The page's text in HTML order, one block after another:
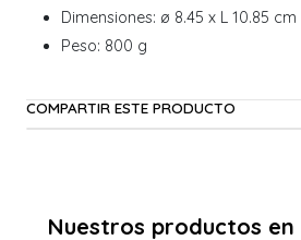
Dimensiones: ø 8.45 x L 10.85 cm
Peso: 800 g
COMPARTIR ESTE PRODUCTO